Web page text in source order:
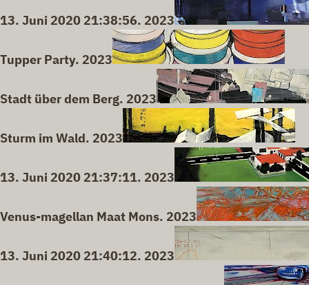
13. Juni 2020 21:38:56. 2023
Tupper Party. 2023
Stadt über dem Berg. 2023
Sturm im Wald. 2023
13. Juni 2020 21:37:11. 2023
Venus-magellan Maat Mons. 2023
13. Juni 2020 21:40:12. 2023